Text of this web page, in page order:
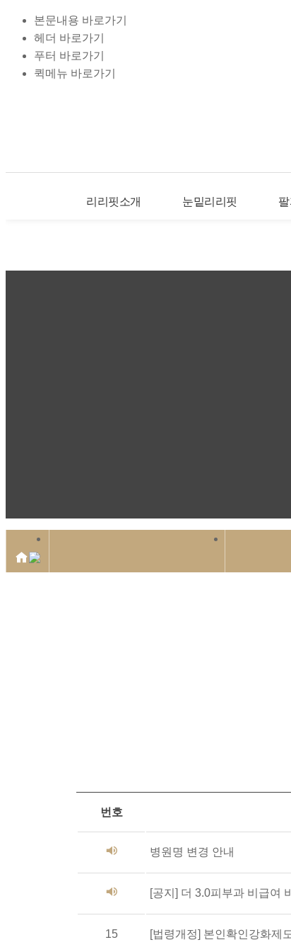
본문내용 바로가기
헤더 바로가기
푸터 바로가기
퀵메뉴 바로가기
리리핏소개 눈밑리리핏
번호
병원명 변경 안내
[공지] 더 3.0피부과 비급여
15 [법령개정] 본인확인강화제